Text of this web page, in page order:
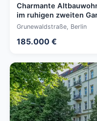
Charmante
im ruhigen zweiten
Grunewaldstraße, Berlin
185.000 €